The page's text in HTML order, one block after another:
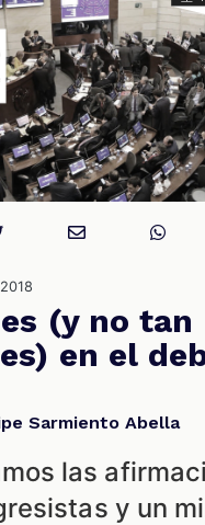
(y no tan
en el
Sarmiento Abella
las
y un